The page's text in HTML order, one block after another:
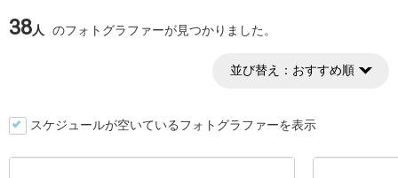
38人 のフォトグラファーが見つかりました。
並び替え： おすすめ順
スケジュールが空いているフォトグラファーを表示